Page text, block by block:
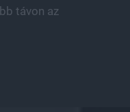
távon az